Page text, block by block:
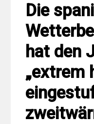
Die
hat den
„extrem